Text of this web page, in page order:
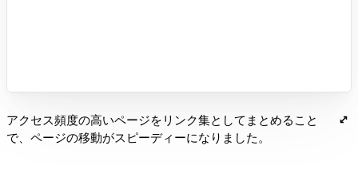
アクセス頻度の高いページをリンク集としてまとめること
で、ページの移動がスピーディーになりました。